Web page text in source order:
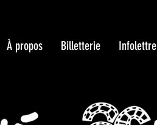
À propos Billetterie Infolettre